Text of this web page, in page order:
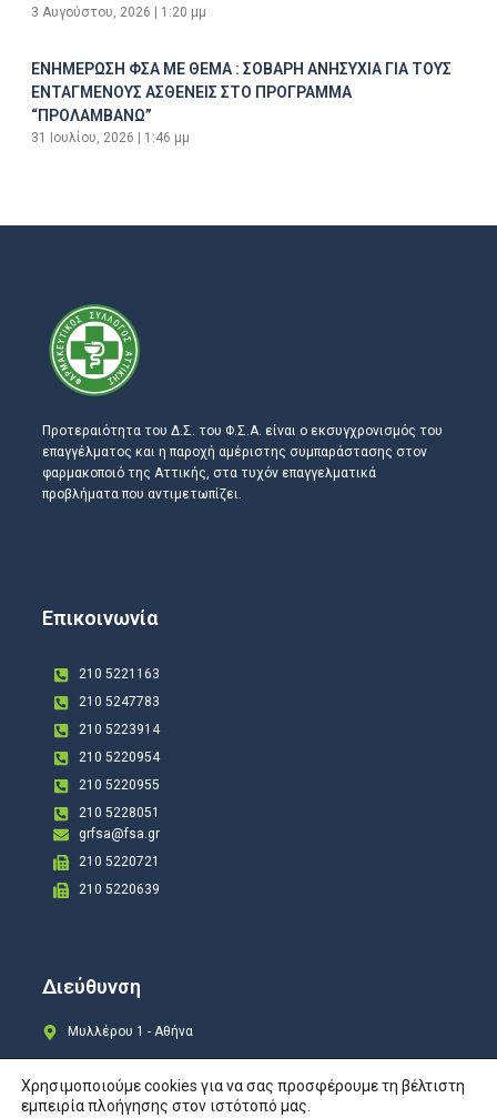
3 Αυγούστου, 2026 1:20 μμ
ΕΝΗΜΕΡΩΣΗ ΦΣΑ ΜΕ ΘΕΜΑ : ΣΟΒΑΡΗ ΑΝΗΣΥΧΙΑ ΓΙΑ ΤΟΥΣ
ΕΝΤΑΓΜΕΝΟΥΣ ΑΣΘΕΝΕΙΣ ΣΤΟ ΠΡΟΓΡΑΜΜΑ
“ΠΡΟΛΑΜΒΑΝΩ”
31 Ιουλίου, 2026 1:46 μμ
Προτεραιότητα του Δ.Σ. του Φ.Σ.Α. είναι ο εκσυγχρονισμός του
επαγγέλματος και η παροχή αμέριστης συμπαράστασης στον
φαρμακοποιό της Αττικής, στα τυχόν επαγγελματικά
προβλήματα που αντιμετωπίζει.
Επικοινωνία
210 5221163
210 5247783
210 5223914
210 5220954
210 5220955
210 5228051
grfsa@fsa.gr
210 5220721
210 5220639
Διεύθυνση
Μυλλέρου 1 - Αθήνα
Χρησιμοποιούμε cookies για να σας προσφέρουμε τη βέλτιστη
εμπειρία πλοήγησης στον ιστότοπό μας.